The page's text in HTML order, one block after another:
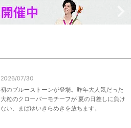
2026/07/30
初のブルーストーンが登場。昨年大人気だった
大粒のクローバーモチーフが 夏の日差しに負け
ない、まばゆいきらめきを放ちます。